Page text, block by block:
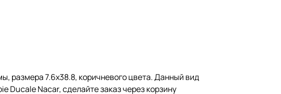
размера 7.6x38.8, коричневого цвета. Данный вид
Ducale Nacar, сделайте заказ через корзину